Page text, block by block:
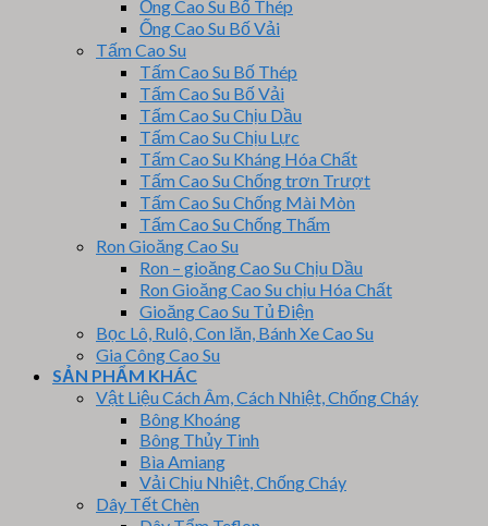
Ống Cao Su Bố Thép
Ống Cao Su Bố Vải
Tấm Cao Su
Tấm Cao Su Bố Thép
Tấm Cao Su Bố Vải
Tấm Cao Su Chịu Dầu
Tấm Cao Su Chịu Lực
Tấm Cao Su Kháng Hóa Chất
Tấm Cao Su Chống trơn Trượt
Tấm Cao Su Chống Mài Mòn
Tấm Cao Su Chống Thấm
Ron Gioăng Cao Su
Ron – gioăng Cao Su Chịu Dầu
Ron Gioăng Cao Su chịu Hóa Chất
Gioăng Cao Su Tủ Điện
Bọc Lô, Rulô, Con lăn, Bánh Xe Cao Su
Gia Công Cao Su
SẢN PHẨM KHÁC
Vật Liệu Cách Âm, Cách Nhiệt, Chống Cháy
Bông Khoáng
Bông Thủy Tinh
Bìa Amiang
Vải Chịu Nhiệt, Chống Cháy
Dây Tết Chèn